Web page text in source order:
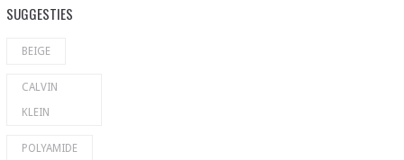
SUGGESTIES
BEIGE
CALVIN
KLEIN
POLYAMIDE